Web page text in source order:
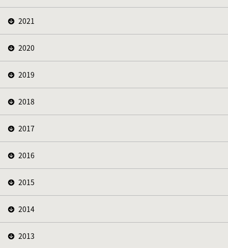
2021
2020
2019
2018
2017
2016
2015
2014
2013